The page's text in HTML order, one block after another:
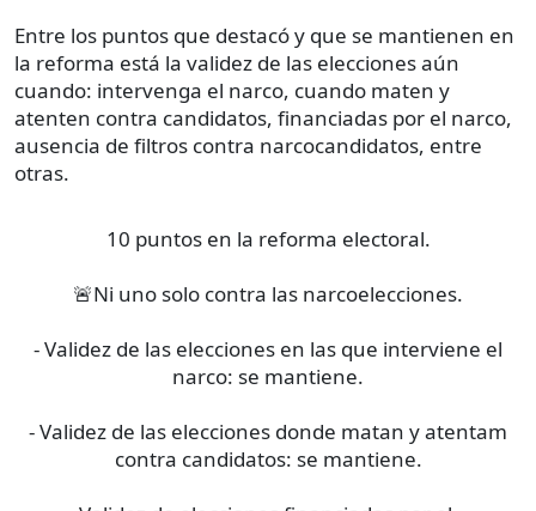
Entre los puntos que destacó y que se mantienen en
la reforma está la validez de las elecciones aún
cuando: intervenga el narco, cuando maten y
atenten contra candidatos, financiadas por el narco,
ausencia de filtros contra narcocandidatos, entre
otras.
10 puntos en la reforma electoral.
🚨Ni uno solo contra las narcoelecciones.
- Validez de las elecciones en las que interviene el
narco: se mantiene.
- Validez de las elecciones donde matan y atentam
contra candidatos: se mantiene.